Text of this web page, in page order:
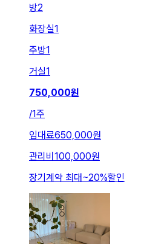
방2
화장실1
주방1
거실1
750,000원
/1주
임대료650,000원
관리비 100,000원
장기계약 최대 ~20%할인